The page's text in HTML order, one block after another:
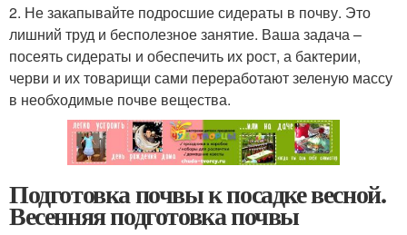
2. Не закапывайте подросшие сидераты в почву. Это
лишний труд и бесполезное занятие. Ваша задача –
посеять сидераты и обеспечить их рост, а бактерии,
черви и их товарищи сами переработают зеленую массу
в необходимые почве вещества.
Подготовка почвы к посадке весной.
Весенняя подготовка почвы